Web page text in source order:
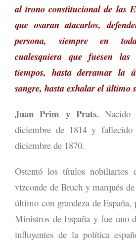
al trono constitucional de las
que osaran atacarlos,
persona, siempre en
cualesquiera que fuesen
tiempos, hasta derramar la
sangre, hasta exhalar el último
Juan Prim y Prats.
diciembre de 1814 y
diciembre de 1870.
Ostentó los títulos nobiliarios
vizconde de Bruch y marqués
último con grandeza de España,
Ministros de España y fue uno
influyentes de la política